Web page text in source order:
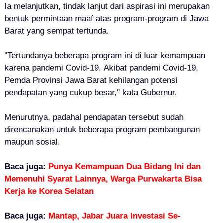
Ia melanjutkan, tindak lanjut dari aspirasi ini merupakan
bentuk permintaan maaf atas program-program di Jawa
Barat yang sempat tertunda.
"Tertundanya beberapa program ini di luar kemampuan
karena pandemi Covid-19. Akibat pandemi Covid-19,
Pemda Provinsi Jawa Barat kehilangan potensi
pendapatan yang cukup besar," kata Gubernur.
Menurutnya, padahal pendapatan tersebut sudah
direncanakan untuk beberapa program pembangunan
maupun sosial.
Baca juga: Punya Kemampuan Dua Bidang Ini dan
Memenuhi Syarat Lainnya, Warga Purwakarta Bisa
Kerja ke Korea Selatan
Baca juga: Mantap, Jabar Juara Investasi Se-